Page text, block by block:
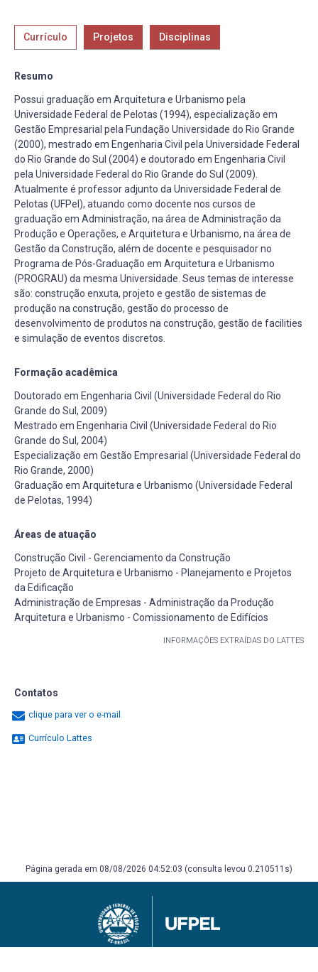
Currículo Projetos Disciplinas
Resumo
Possui graduação em Arquitetura e Urbanismo pela
Universidade Federal de Pelotas (1994), especialização em
Gestão Empresarial pela Fundação Universidade do Rio Grande
(2000), mestrado em Engenharia Civil pela Universidade Federal
do Rio Grande do Sul (2004) e doutorado em Engenharia Civil
pela Universidade Federal do Rio Grande do Sul (2009).
Atualmente é professor adjunto da Universidade Federal de
Pelotas (UFPel), atuando como docente nos cursos de
graduação em Administração, na área de Administração da
Produção e Operações, e Arquitetura e Urbanismo, na área de
Gestão da Construção, além de docente e pesquisador no
Programa de Pós-Graduação em Arquitetura e Urbanismo
(PROGRAU) da mesma Universidade. Seus temas de interesse
são: construção enxuta, projeto e gestão de sistemas de
produção na construção, gestão do processo de
desenvolvimento de produtos na construção, gestão de facilities
e simulação de eventos discretos.
Formação acadêmica
Doutorado em Engenharia Civil (Universidade Federal do Rio
Grande do Sul, 2009)
Mestrado em Engenharia Civil (Universidade Federal do Rio
Grande do Sul, 2004)
Especialização em Gestão Empresarial (Universidade Federal do
Rio Grande, 2000)
Graduação em Arquitetura e Urbanismo (Universidade Federal
de Pelotas, 1994)
Áreas de atuação
Construção Civil - Gerenciamento da Construção
Projeto de Arquitetura e Urbanismo - Planejamento e Projetos
da Edificação
Administração de Empresas - Administração da Produção
Arquitetura e Urbanismo - Comissionamento de Edifícios
INFORMAÇÕES EXTRAÍDAS DO LATTES
Contatos
clique para ver o e-mail
Currículo Lattes
Página gerada em 08/08/2026 04:52:03 (consulta levou 0.210511s)